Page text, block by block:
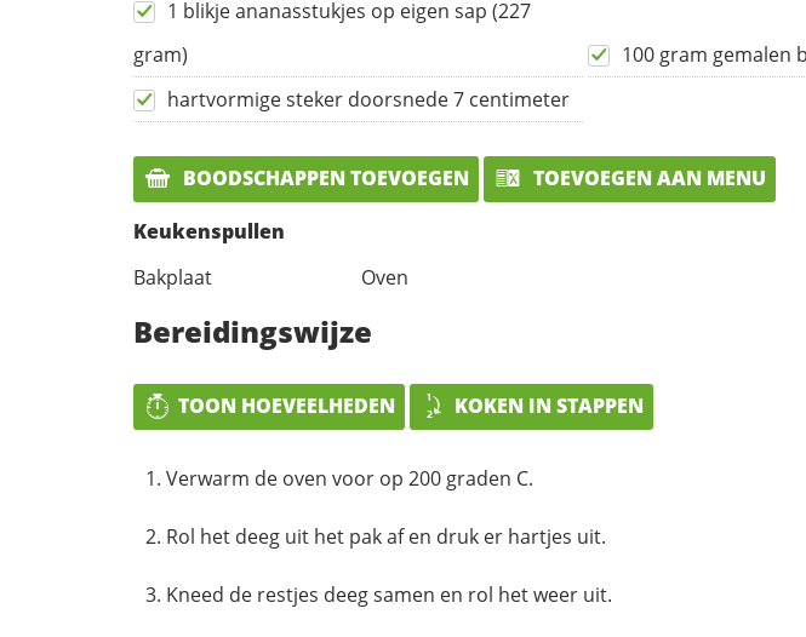
1 blikje ananasstukjes op eigen sap (227
gram)
100 gram gemalen
hartvormige steker doorsnede 7 centimeter
BOODSCHAPPEN TOEVOEGEN
TOEVOEGEN AAN MENU
Keukenspullen
Bakplaat
Oven
Bereidingswijze
TOON HOEVEELHEDEN KOKEN IN STAPPEN
Verwarm de oven voor op 200 graden C.
Rol het deeg uit het pak af en druk er hartjes uit.
Kneed de restjes deeg samen en rol het weer uit.